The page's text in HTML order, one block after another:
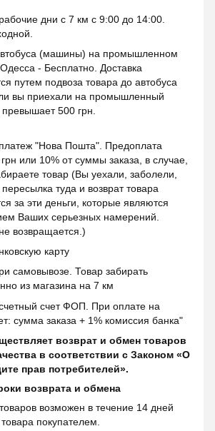
дни с 7 км с 9:00 до 14:00.
(машины) на промышленном
- Бесплатно. Доставка
путем подвоза товара до автобуса
вы приехали на промышленный
500 грн.
"Нова Пошта". Предоплата
или 10% от суммы заказа, в случае,
товар (Вы уехали, заболели,
туда и возврат товара
за эти деньги, которые являются
Ваших серьезных намерений.
возвращается.)
карту
самовывозе. Товар забирать
из магазина на 7 км
счет ФОП. При оплате на
сумма заказа + 1% комиссия банка"
возврат и обмен товаров
в соответствии с Законом «О
прав потребителей».
возврата и обмена
возможен в течение 14 дней
покупателем.